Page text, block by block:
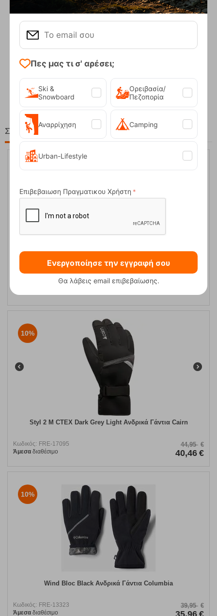
62,50 €
Στη ίδια Τιμή!
Παιδικά Γάντια Σκι Junior Glove Yellow/Blue Level
FRE-18592
10%
Styl 2 M CTEX Dark Grey Light Ανδρικά Γάντια Cairn
Κωδικός: FRE-17095
Άμεσα διαθέσιμο
44,95 €
40,46 €
10%
Wind Bloc Black Ανδρικά Γάντια Columbia
Κωδικός: FRE-13323
Άμεσα διαθέσιμο
39,95 €
Πες μας τι σ' αρέσει;
Ski &
Snowboard
Ορειβασία/
Πεζοπορία
Αναρρίχηση Camping
Urban-Lifestyle
Επιβεβαιωση Πραγματικου Χρήστη
Ενεργοποίησε την εγγραφή σου
Θα λάβεις email επιβεβαίωσης.